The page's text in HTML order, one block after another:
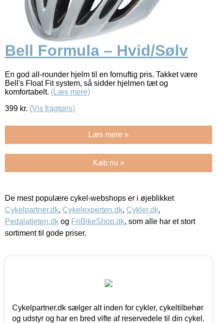
Bell Formula – Hvid/Sølv
En god all-rounder hjelm til en fornuftig pris. Takket være
Bell's Float Fit system, så sidder hjelmen tæt og
komfortabelt. (Læs mere)
399 kr. (Vis fragtpris)
Læs mere »
Køb nu »
De mest populære cykel-webshops er i øjeblikket
Cykelpartner.dk, Cykelexperten.dk, Cykler.dk,
Pedalatleten.dk og FriBikeShop.dk, som alle har et stort
sortiment til gode priser.
Cykelpartner.dk sælger alt inden for cykler, cykeltilbehør
og udstyr og har en bred vifte af reservedele til din cykel.